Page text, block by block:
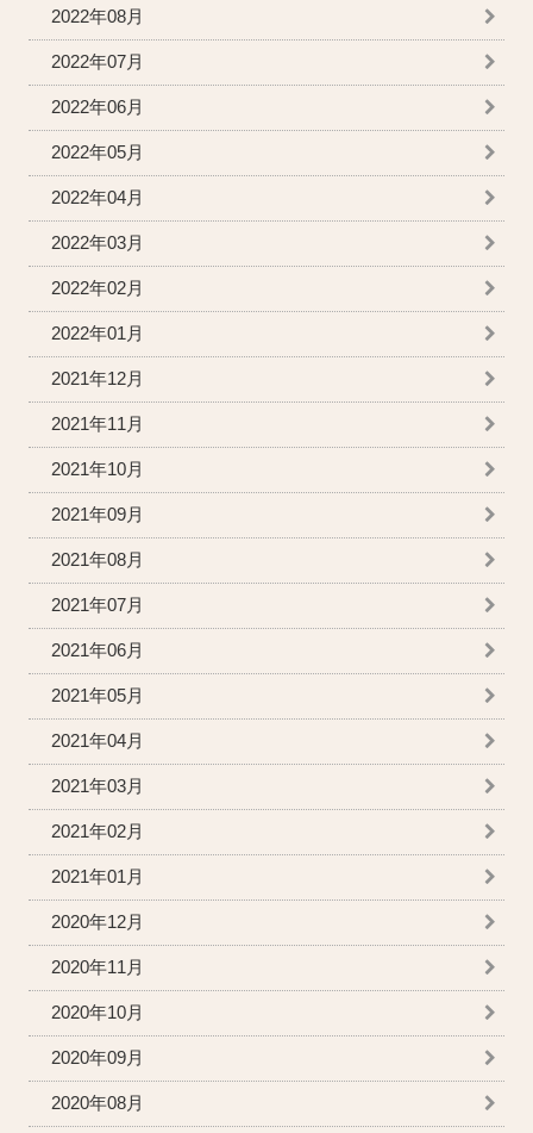
2022年08月
2022年07月
2022年06月
2022年05月
2022年04月
2022年03月
2022年02月
2022年01月
2021年12月
2021年11月
2021年10月
2021年09月
2021年08月
2021年07月
2021年06月
2021年05月
2021年04月
2021年03月
2021年02月
2021年01月
2020年12月
2020年11月
2020年10月
2020年09月
2020年08月